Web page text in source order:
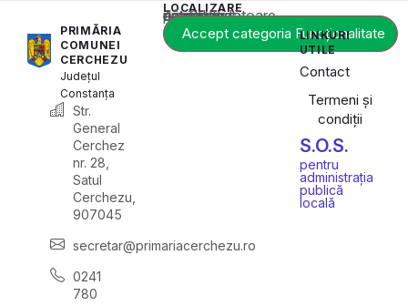
PRIMĂRIA
COMUNEI
CERCHEZU
Județul
Constanța
Str.
General
Cerchez
nr. 28,
Satul
Cerchezu,
907045
secretar@primariacerchezu.ro
0241
780
LOCALIZARE
Acest conținut este blocat până când acceptați categoria corespunzătoare de cookie-uri.
Accept categoria Funcționalitate
LINKURI
UTILE
Contact
Termeni și
condiții
S.O.S.
pentru
administrația
publică
locală